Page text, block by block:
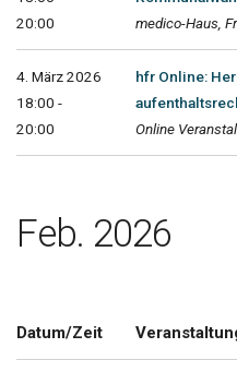
20:00
medico-Haus,
4. März 2026
18:00 -
20:00
hfr Online:
Online
Feb. 2026
Datum/Zeit